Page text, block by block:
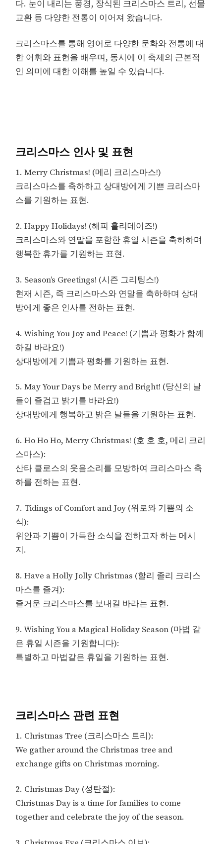
다. 눈이 내리는 풍경, 장식된 크리스마스 트리, 선물
교환 등 다양한 전통이 이어져 왔습니다.
크리스마스를 통해 영어로 다양한 문화와 전통에 대
한 어휘와 표현을 배우며, 동시에 이 축제의 근본적
인 의미에 대한 이해를 높일 수 있습니다.
크리스마스 인사 및 표현
1. Merry Christmas! (메리 크리스마스!)
크리스마스를 축하하고 상대방에게 기쁜 크리스마
스를 기원하는 표현.
2. Happy Holidays! (해피 홀리데이즈!)
크리스마스와 연말을 포함한 휴일 시즌을 축하하며
행복한 휴가를 기원하는 표현.
3. Season’s Greetings! (시즌 그리팅스!)
현재 시즌, 즉 크리스마스와 연말을 축하하며 상대
방에게 좋은 인사를 전하는 표현.
4. Wishing You Joy and Peace! (기쁨과 평화가 함께
하길 바라요!)
상대방에게 기쁨과 평화를 기원하는 표현.
5. May Your Days be Merry and Bright! (당신의 날
들이 즐겁고 밝기를 바라요!)
상대방에게 행복하고 밝은 날들을 기원하는 표현.
6. Ho Ho Ho, Merry Christmas! (호 호 호, 메리 크리
스마스):
산타 클로스의 웃음소리를 모방하여 크리스마스 축
하를 전하는 표현.
7. Tidings of Comfort and Joy (위로와 기쁨의 소
식):
위안과 기쁨이 가득한 소식을 전하고자 하는 메시
지.
8. Have a Holly Jolly Christmas (할리 졸리 크리스
마스를 즐겨):
즐거운 크리스마스를 보내길 바라는 표현.
9. Wishing You a Magical Holiday Season (마법 같
은 휴일 시즌을 기원합니다):
특별하고 마법같은 휴일을 기원하는 표현.
크리스마스 관련 표현
1. Christmas Tree (크리스마스 트리):
We gather around the Christmas tree and
exchange gifts on Christmas morning.
2. Christmas Day (성탄절):
Christmas Day is a time for families to come
together and celebrate the joy of the season.